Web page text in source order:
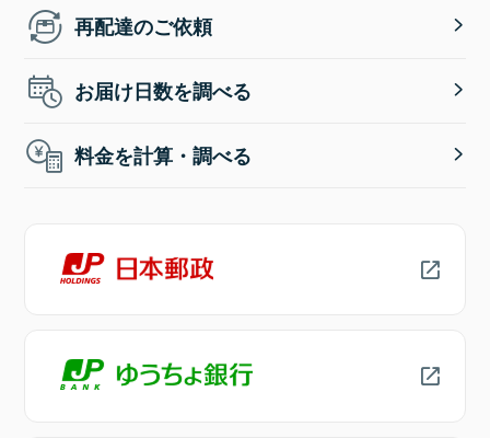
再配達のご依頼
お届け日数を調べる
料金を計算・調べる